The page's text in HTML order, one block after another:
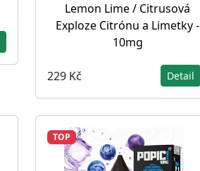
Lemon Lime / Citrusová
Exploze Citrónu a Limetky -
10mg
229 Kč Detail
TOP